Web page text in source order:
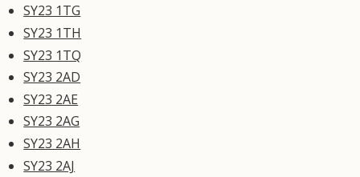
SY23 1TG
SY23 1TH
SY23 1TQ
SY23 2AD
SY23 2AE
SY23 2AG
SY23 2AH
SY23 2AJ